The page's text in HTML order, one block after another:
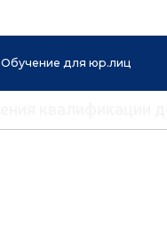
Обучение для юр.лиц